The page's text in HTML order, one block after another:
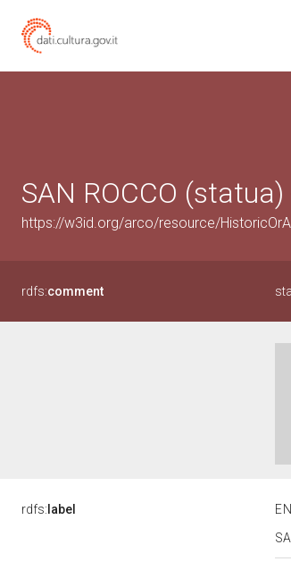
SAN ROCCO
https://w3id.org/arco/resource/
rdfs:comment
rdfs: label EN